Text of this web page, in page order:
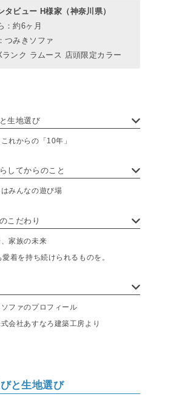
タビュー H様家（神奈川県）
：約6ヶ月
つみきソファ
ランク ラムース 店頭限定カラー
生地選び
れからの「10年」
してからのこと
みんなの遊び場
こだわり
家族の未来
着を持ち続けられるものを。
ファのプロフィール
会社あすなろ建築工房より
と生地選び